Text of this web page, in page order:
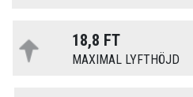
18,8 FT
MAXIMAL LYFTHÖJD